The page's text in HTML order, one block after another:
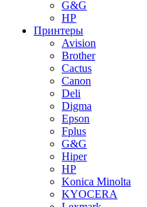
G&G
HP
Принтеры
Avision
Brother
Cactus
Canon
Deli
Digma
Epson
Fplus
G&G
Hiper
HP
Konica Minolta
KYOCERA